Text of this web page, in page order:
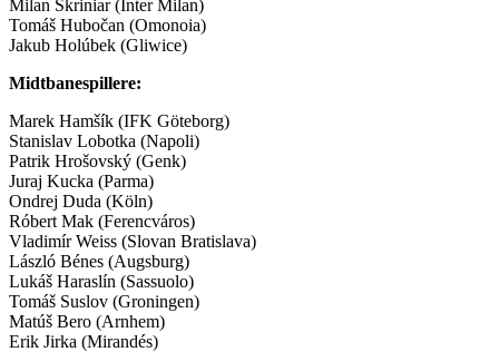
Milan Škriniar (Inter Milan)
Tomáš Hubočan (Omonoia)
Jakub Holúbek (Gliwice)
Midtbanespillere:
Marek Hamšík (IFK Göteborg)
Stanislav Lobotka (Napoli)
Patrik Hrošovský (Genk)
Juraj Kucka (Parma)
Ondrej Duda (Köln)
Róbert Mak (Ferencváros)
Vladimír Weiss (Slovan Bratislava)
László Bénes (Augsburg)
Lukáš Haraslín (Sassuolo)
Tomáš Suslov (Groningen)
Matúš Bero (Arnhem)
Erik Jirka (Mirandés)